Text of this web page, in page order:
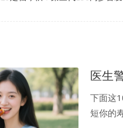
医生
下面这
短你的